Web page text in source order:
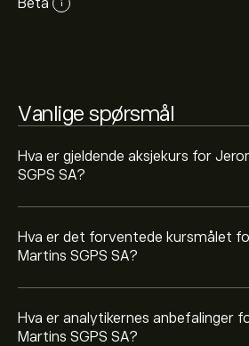
i
Vanlige spørsmål
Hva er gjeldende aksjekurs for
SGPS SA?
Hva er det forventede kursmålet
Martins SGPS SA?
Hva er analytikernes anbefalinger
Martins SGPS SA?
forventningene for fremtidige